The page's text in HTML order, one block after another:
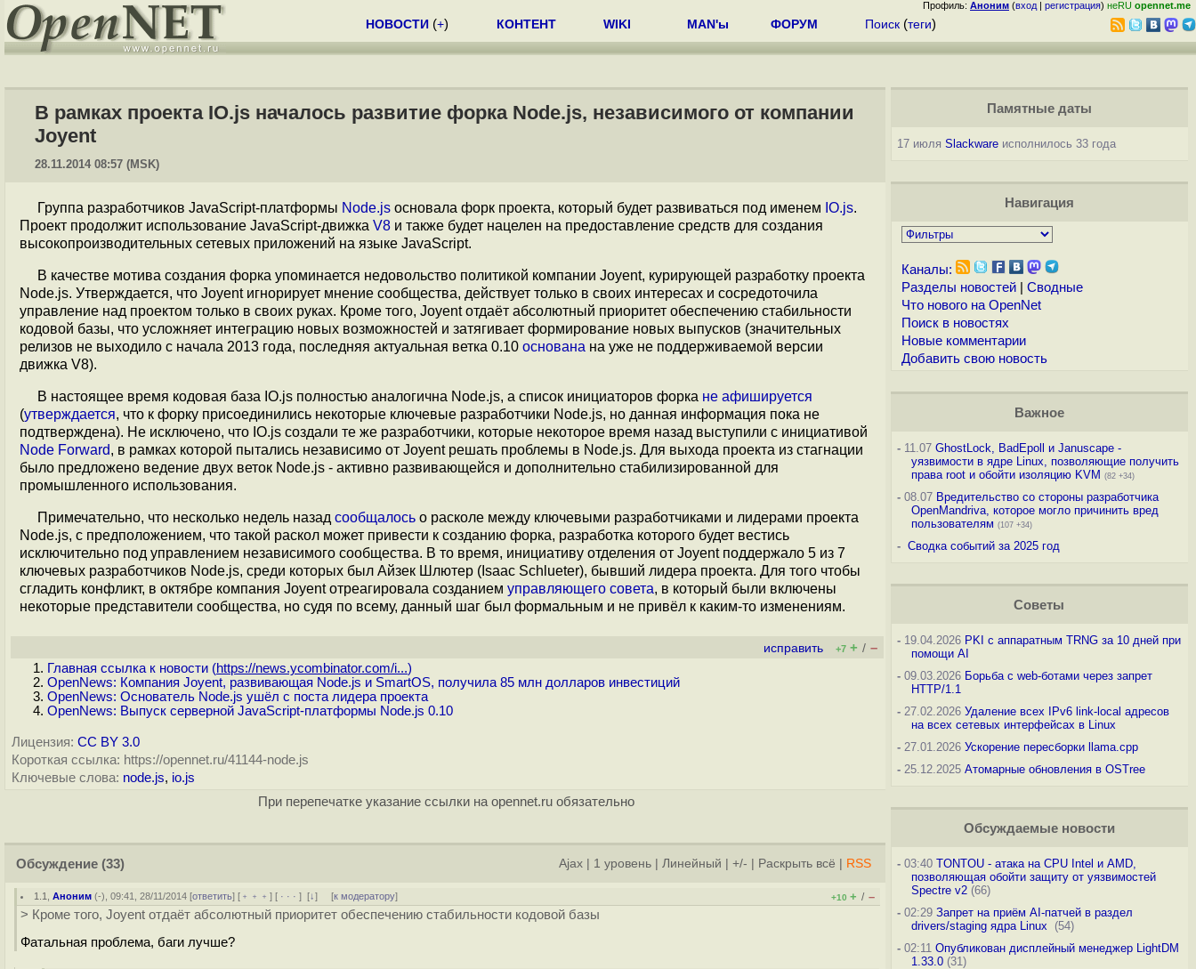
Профиль: Аноним (вход | регистрация) неRU opennet.me
НОВОСТИ (+) КОНТЕНТ WIKI MAN'ы ФОРУМ Поиск (теги)
В рамках проекта IO.js началось развитие форка Node.js, независимого от компании
Joyent
28.11.2014 08:57 (MSK)
Группа разработчиков JavaScript-платформы Node.js основала форк проекта, который будет развиваться под именем IO.js.
Проект продолжит использование JavaScript-движка V8 и также будет нацелен на предоставление средств для создания
высокопроизводительных сетевых приложений на языке JavaScript.
В качестве мотива создания форка упоминается недовольство политикой компании Joyent, курирующей разработку проекта
Node.js. Утверждается, что Joyent игнорирует мнение сообщества, действует только в своих интересах и сосредоточила
управление над проектом только в своих руках. Кроме того, Joyent отдаёт абсолютный приоритет обеспечению стабильности
кодовой базы, что усложняет интеграцию новых возможностей и затягивает формирование новых выпусков (значительных
релизов не выходило с начала 2013 года, последняя актуальная ветка 0.10 основана на уже не поддерживаемой версии
движка V8).
В настоящее время кодовая база IO.js полностью аналогична Node.js, а список инициаторов форка не афишируется
(утверждается, что к форку присоединились некоторые ключевые разработчики Node.js, но данная информация пока не
подтверждена). Не исключено, что IO.js создали те же разработчики, которые некоторое время назад выступили с инициативой
Node Forward, в рамках которой пытались независимо от Joyent решать проблемы в Node.js. Для выхода проекта из стагнации
было предложено ведение двух веток Node.js - активно развивающейся и дополнительно стабилизированной для
промышленного использования.
Примечательно, что несколько недель назад сообщалось о расколе между ключевыми разработчиками и лидерами проекта
Node.js, с предположением, что такой раскол может привести к созданию форка, разработка которого будет вестись
исключительно под управлением независимого сообщества. В то время, инициативу отделения от Joyent поддержало 5 из 7
ключевых разработчиков Node.js, среди которых был Айзек Шлютер (Isaac Schlueter), бывший лидера проекта. Для того чтобы
сгладить конфликт, в октябре компания Joyent отреагировала созданием управляющего совета, в который были включены
некоторые представители сообщества, но судя по всему, данный шаг был формальным и не привёл к каким-то изменениям.
исправить +7 + / –
Главная ссылка к новости (https://news.ycombinator.com/i...)
OpenNews: Компания Joyent, развивающая Node.js и SmartOS, получила 85 млн долларов инвестиций
OpenNews: Основатель Node.js ушёл с поста лидера проекта
OpenNews: Выпуск серверной JavaScript-платформы Node.js 0.10
Лицензия: CC BY 3.0
Короткая ссылка: https://opennet.ru/41144-node.js
Ключевые слова: node.js, io.js
При перепечатке указание ссылки на opennet.ru обязательно
Обсуждение (33) Ajax 1 уровень Линейный +/- Раскрыть всё RSS
1.1 ,Аноним (-), 09:41, 28/11/2014 [ответить] [ ﹢﹢﹢] [ · · ·][↓] [к модератору] +10 + / –
> Кроме того, Joyent отдаёт абсолютный приоритет обеспечению стабильности кодовой базы
Фатальная проблема, баги лучше?
Памятные даты
17 июля Slackwareисполнилось 33 года
Навигация
Каналы:
Разделы новостей| Сводные
Что нового на OpenNet
Поиск в новостях
Новые комментарии
Добавить свою новость
Важное
-11.07 GhostLock, BadEpoll и Januscape -
уязвимости в ядре Linux, позволяющие получить
права root и обойти изоляцию KVM (82 +34)
-08.07 Вредительство со стороны разработчика
OpenMandriva, которое могло причинить вред
пользователям (107 +34)
- Сводка событий за 2025 год
Советы
-19.04.2026 PKI с аппаратным TRNG за 10 дней при
помощи AI
-09.03.2026 Борьба с web-ботами через запрет
HTTP/1.1
-27.02.2026 Удаление всех IPv6 link-local адресов
на всех сетевых интерфейсах в Linux
-27.01.2026 Ускорение пересборки llama.cpp
-25.12.2025 Атомарные обновления в OSTree
Обсуждаемые новости
-03:40 TONTOU - атака на CPU Intel и AMD,
позволяющая обойти защиту от уязвимостей
Spectre v2(66)
-02:29 Запрет на приём AI-патчей в раздел
drivers/staging ядра Linux
(54)
-02:11 Опубликован дисплейный менеджер LightDM
1.33.0(31)